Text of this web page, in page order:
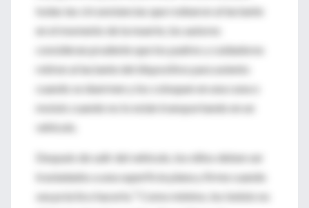
todas las circunstancias que rodearon al lactante
en el momento de la muerte, los autores
consideran prudente que los padres y cuidadores
retiren al lactante del dispositivo para asiento
cuando se duermen y los coloquen en una cuna o
moisés cuando no lo están transportando en un
vehículo.
Después de salir del vehículo, los niños deben ser
trasladados a una superficie plana y firme cuando
sea práctico hacerlo.
Como mínimo, los bebés no